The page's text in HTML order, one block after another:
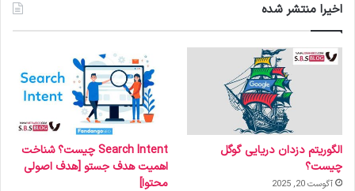
اخیرا منتشر شده
الگوریتم دزدان دریایی گوگل
چیست؟
آگوست 20, 2025
Search Intent چیست؟ شناخت
اهمیت هدف جستو [هدف اصولی
محتوا]